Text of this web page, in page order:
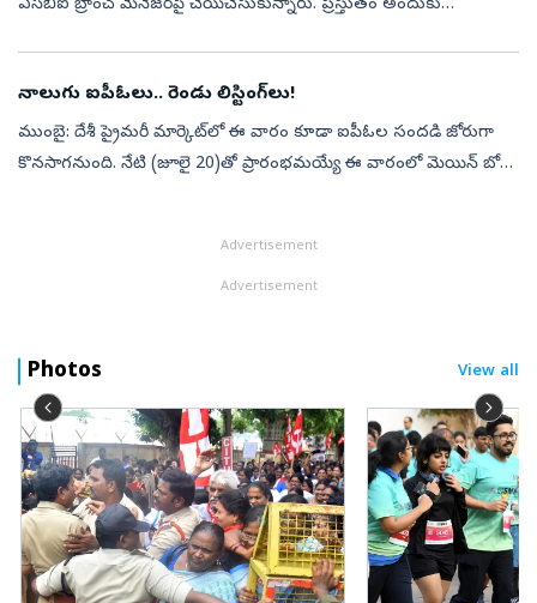
ఎస్‌బీఐ బ్రాంచ్‌ మేనేజర్‌పై చేయిచేసుకున్నారు. ప్రస్తుతం అందుకు
నాలుగు ఐపీఓలు.. రెండు లిస్టింగ్‌లు!
ముంబై: దేశీ ప్రైమరీ మార్కెట్‌లో ఈ వారం కూడా ఐపీఓల సందడి జోరుగా
కొనసాగనుంది. నేటి (జూలై 20)తో ప్రారంభమయ్యే ఈ వారంలో మెయిన్‌ బోర్డ్‌
Advertisement
Advertisement
Photos View all